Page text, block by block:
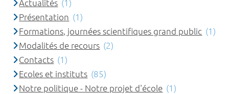
Actualités (1)
Présentation (1)
Formations, journées scientifiques grand public (1)
Modalités de recours (2)
Contacts (1)
Ecoles et instituts (85)
Notre politique - Notre projet d'école (1)